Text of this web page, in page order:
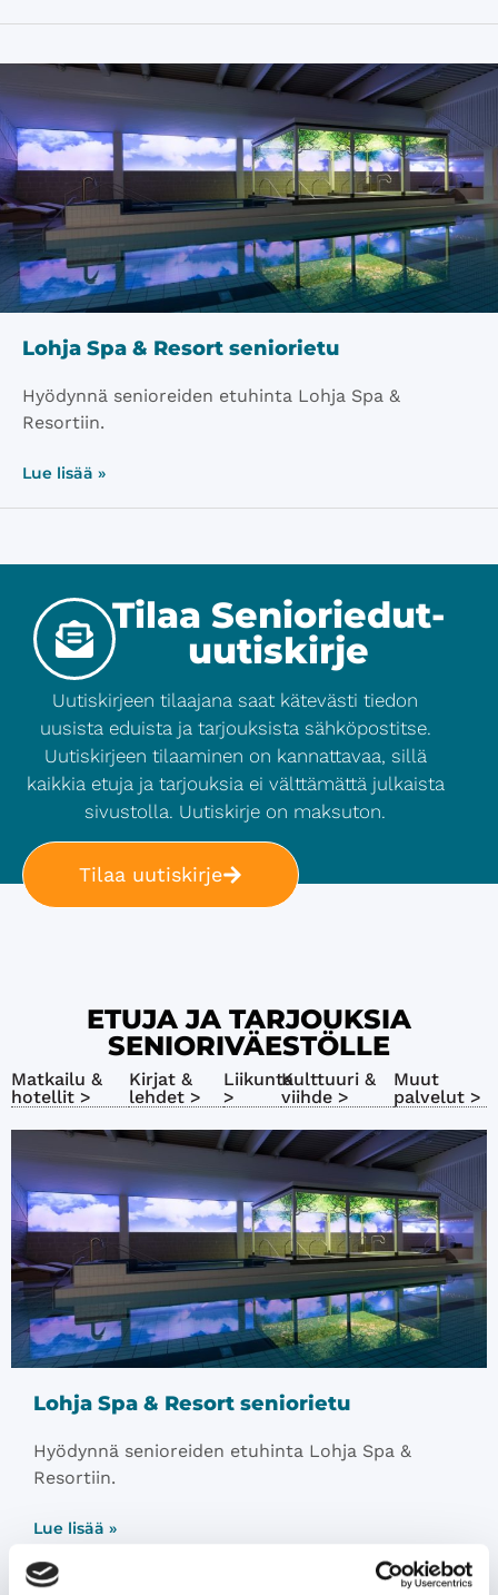
Lohja Spa & Resort seniorietu
Hyödynnä senioreiden etuhinta Lohja Spa &
Resortiin.
Lue lisää »
Tilaa Senioriedut-
uutiskirje
Uutiskirjeen tilaajana saat kätevästi tiedon
uusista eduista ja tarjouksista sähköpostitse.
Uutiskirjeen tilaaminen on kannattavaa, sillä
kaikkia etuja ja tarjouksia ei välttämättä julkaista
sivustolla. Uutiskirje on maksuton.
Tilaa uutiskirje
ETUJA JA TARJOUKSIA
SENIORIVÄESTÖLLE
Matkailu &
hotellit >
Kirjat &
lehdet >
Liikunta
>
Kulttuuri &
viihde >
Muut
palvelut >
Lohja Spa & Resort seniorietu
Hyödynnä senioreiden etuhinta Lohja Spa &
Resortiin.
Lue lisää »